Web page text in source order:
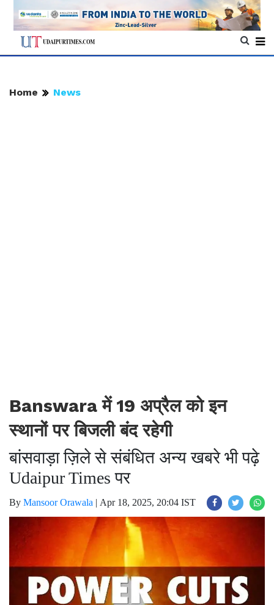
Home News
Banswara में 19 अप्रैल को इन
स्थानों पर बिजली बंद रहेगी
बांसवाड़ा ज़िले से संबंधित अन्य खबरे भी पढ़े
Udaipur Times पर
By Mansoor Orawala | Apr 18, 2025, 20:04 IST